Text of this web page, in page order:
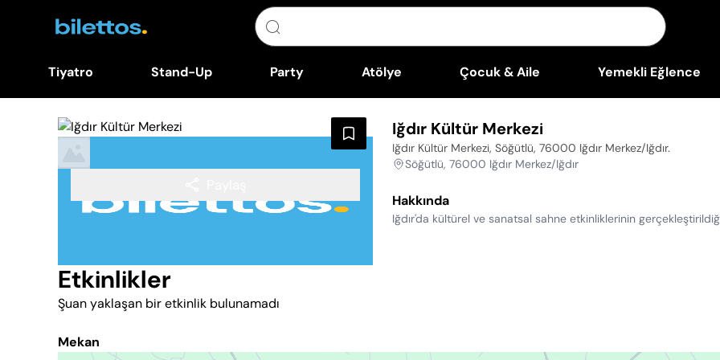
Tiyatro Stand-Up Party Atölye Çocuk & Aile Yemekli Eğlence
Iğdır Kültür Merkezi
Iğdır Kültür Merkezi, Söğütlü, 76000 Iğdır Merkez/Iğdır.
Söğütlü, 76000 Iğdır Merkez/Iğdır
Etkinlikler
Şuan yaklaşan bir etkinlik bulunamadı
Hakkında
Iğdır'da kültürel ve sanatsal sahne etkinliklerinin
Mekan